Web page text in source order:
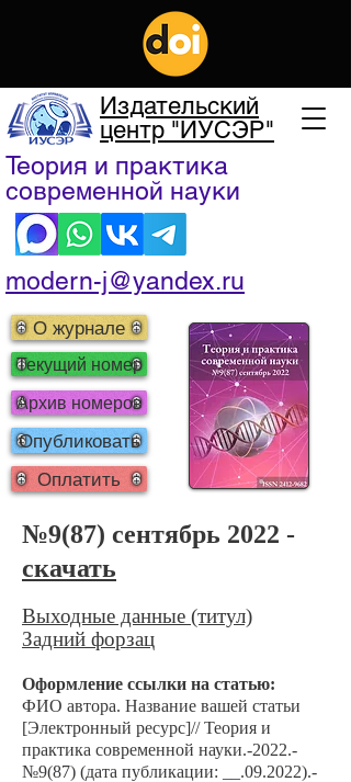
Издательский
центр "ИУСЭР"
Теория и практика
современной науки
modern-j@yandex.ru
О журнале
Текущий номер
Архив номеров
Опубликовать
Оплатить
№9(87) сентябрь 2022 -
скачать
Выходные данные (титул)
Задний форзац
Оформление ссылки на статью:
ФИО автора. Название вашей статьи
[Электронный ресурс]// Теория и
практика современной науки.-2022.-
№9(87) (дата публикации: __.09.2022).-